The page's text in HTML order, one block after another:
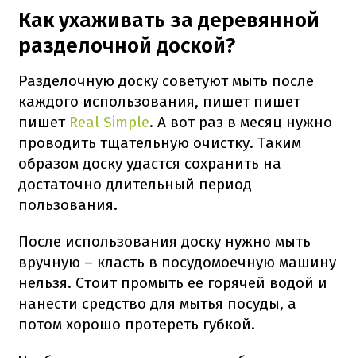
Как ухаживать за деревянной
разделочной доской?
Разделочную доску советуют мыть после
каждого использования, пишет пишет
пишет Real Simple. А вот раз в месяц нужно
проводить тщательную очистку. Таким
образом доску удастся сохранить на
достаточно длительный период
пользования.
После использования доску нужно мыть
вручную – класть в посудомоечную машину
нельзя. Стоит промыть ее горячей водой и
нанести средство для мытья посуды, а
потом хорошо протереть губкой.